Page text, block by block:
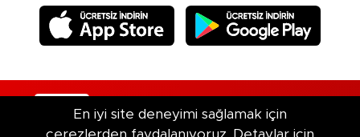
En iyi site deneyimi sağlamak için
çerezlerden faydalanıyoruz. Detaylar için